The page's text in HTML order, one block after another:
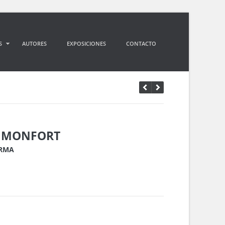
AUTORES EXPOSICIONES CONTACTO